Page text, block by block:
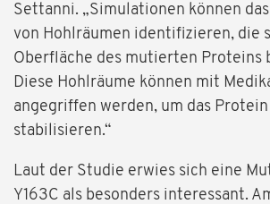
Settanni. „Simulationen können
von Hohlräumen identifizieren, die
Oberfläche des mutierten Proteins
Diese Hohlräume können mit
angegriffen werden, um das Protein
stabilisieren.“
Laut der Studie erwies sich eine
Y163C als besonders interessant.